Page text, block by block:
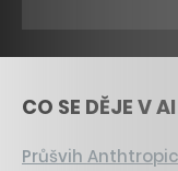
CO SE DĚJE V AI
Průšvih